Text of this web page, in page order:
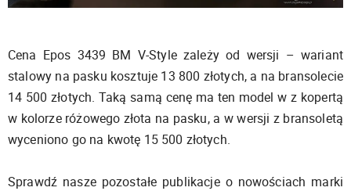
Cena Epos 3439 BM V-Style zależy od wersji – wariant
stalowy na pasku kosztuje 13 800 złotych, a na bransolecie
14 500 złotych. Taką samą cenę ma ten model w z kopertą
w kolorze różowego złota na pasku, a w wersji z bransoletą
wyceniono go na kwotę 15 500 złotych.
Sprawdź nasze pozostałe publikacje o nowościach marki